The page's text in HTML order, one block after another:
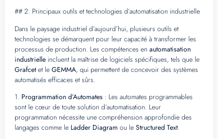
## 2. Principaux outils et technologies d’automatisation industrielle
Dans le paysage industriel d’aujourd’hui, plusieurs outils et
technologies se démarquent pour leur capacité à transformer les
processus de production. Les compétences en automatisation
industrielle incluent la maîtrise de logiciels spécifiques, tels que le
Grafcetet le GEMMA, qui permettent de concevoir des systèmes
automatisés efficaces et sûrs.
1. Programmation d’Automates : Les automates programmables
sont le cœur de toute solution d’automatisation. Leur
programmation nécessite une compréhension approfondie des
langages comme le Ladder Diagram ou le Structured Text.